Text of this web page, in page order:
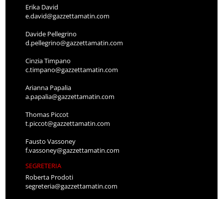
Erika David
e.david@gazzettamatin.com
Davide Pellegrino
d.pellegrino@gazzettamatin.com
Cinzia Timpano
c.timpano@gazzettamatin.com
Arianna Papalia
a.papalia@gazzettamatin.com
Thomas Piccot
t.piccot@gazzettamatin.com
Fausto Vassoney
f.vassoney@gazzettamatin.com
SEGRETERIA
Roberta Prodoti
segreteria@gazzettamatin.com